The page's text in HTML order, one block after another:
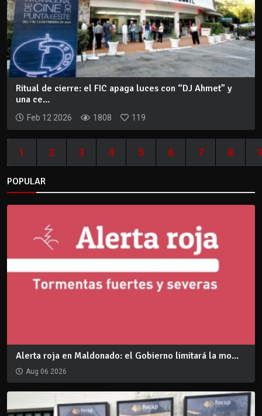
Ritual de cierre: el FIC apaga luces con “DJ Ahmet” y
una ce...
Feb 12 2026 1808 119
1 2 3 4 5 6 7 8
POPULAR
Alerta roja en Maldonado: el Gobierno limitará la mo...
Aug 06 2026